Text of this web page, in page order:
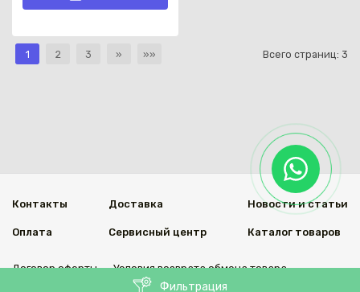
Фильтрация
Всего страниц: 3
1 2 3 » »»
Контакты
Оплата
Доставка
Сервисный центр
Новости и статьи
Каталог товаров
Договор оферты Условия возврата обмена товара